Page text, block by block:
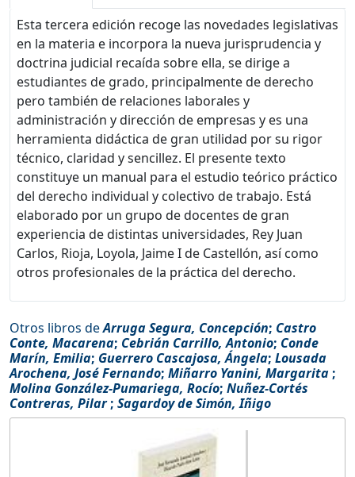
Esta tercera edición recoge las novedades legislativas
en la materia e incorpora la nueva jurisprudencia y
doctrina judicial recaída sobre ella, se dirige a
estudiantes de grado, principalmente de derecho
pero también de relaciones laborales y
administración y dirección de empresas y es una
herramienta didáctica de gran utilidad por su rigor
técnico, claridad y sencillez. El presente texto
constituye un manual para el estudio teórico práctico
del derecho individual y colectivo de trabajo. Está
elaborado por un grupo de docentes de gran
experiencia de distintas universidades, Rey Juan
Carlos, Rioja, Loyola, Jaime I de Castellón, así como
otros profesionales de la práctica del derecho.
Otros libros deArruga Segura, Concepción; Castro
Conte, Macarena; Cebrián Carrillo, Antonio; Conde
Marín, Emilia; Guerrero Cascajosa, Ángela; Lousada
Arochena, José Fernando; Miñarro Yanini, Margarita ;
Molina González-Pumariega, Rocío; Nuñez-Cortés
Contreras, Pilar; Sagardoy de Simón, Iñigo